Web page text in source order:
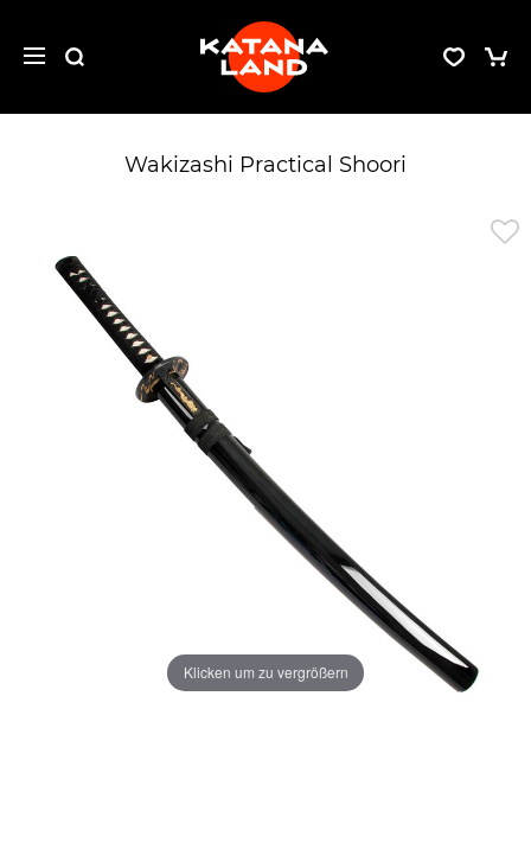
Wakizashi Practical Shoori
Klicken um zu vergrößern